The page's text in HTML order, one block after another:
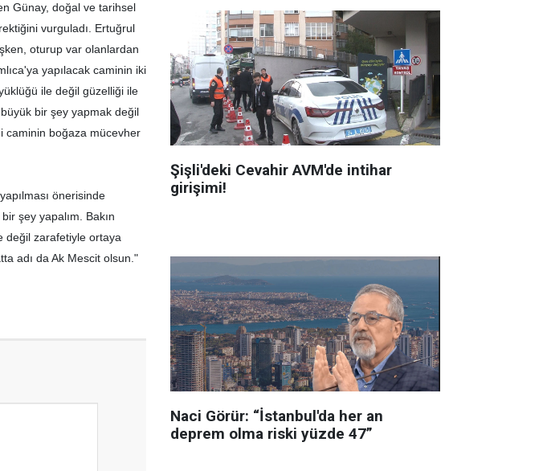
Günay, doğal ve tarihsel
vurguladı. Ertuğrul
oturup var olanlardan
yapılacak caminin iki
ile değil güzelliği ile
bir şey yapmak değil
caminin boğaza mücevher
önerisinde
şey yapalım. Bakın
değil zarafetiyle ortaya
adı da Ak Mescit olsun."
Şişli'deki Cevahir AVM'de intihar
girişimi!
Naci Görür: “İstanbul'da her an
deprem olma riski yüzde 47”